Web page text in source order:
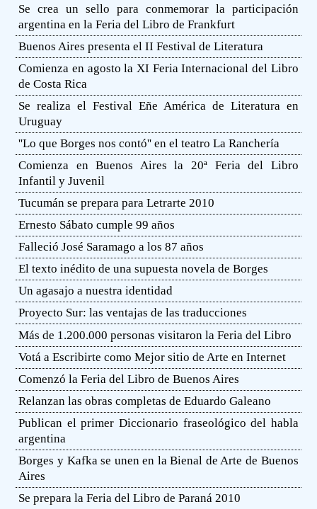
Se crea un sello para conmemorar la participación
argentina en la Feria del Libro de Frankfurt
Buenos Aires presenta el II Festival de Literatura
Comienza en agosto la XI Feria Internacional del Libro
de Costa Rica
Se realiza el Festival Eñe América de Literatura en
Uruguay
''Lo que Borges nos contó'' en el teatro La Ranchería
Comienza en Buenos Aires la 20ª Feria del Libro
Infantil y Juvenil
Tucumán se prepara para Letrarte 2010
Ernesto Sábato cumple 99 años
Falleció José Saramago a los 87 años
El texto inédito de una supuesta novela de Borges
Un agasajo a nuestra identidad
Proyecto Sur: las ventajas de las traducciones
Más de 1.200.000 personas visitaron la Feria del Libro
Votá a Escribirte como Mejor sitio de Arte en Internet
Comenzó la Feria del Libro de Buenos Aires
Relanzan las obras completas de Eduardo Galeano
Publican el primer Diccionario fraseológico del habla
argentina
Borges y Kafka se unen en la Bienal de Arte de Buenos
Aires
Se prepara la Feria del Libro de Paraná 2010